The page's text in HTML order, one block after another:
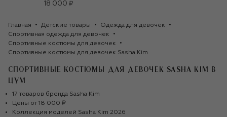
18 000 ₽
Главная Детские товары
Одежда для девочек
Спортивная одежда для девочек
Спортивные костюмы для девочек
Спортивные костюмы для девочек Sasha Kim
СПОРТИВНЫЕ КОСТЮМЫ ДЛЯ ДЕВОЧЕК SASHA KIM
В
ЦУМ
17 товаров бренда Sasha Kim
Цены от 18 000 ₽
Коллекция моделей Sasha Kim 2026